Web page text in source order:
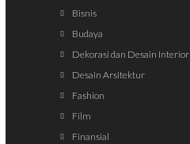
Bisnis
Budaya
Dekorasi dan Desain Interior
Desain Arsitektur
Fashion
Film
Finansial